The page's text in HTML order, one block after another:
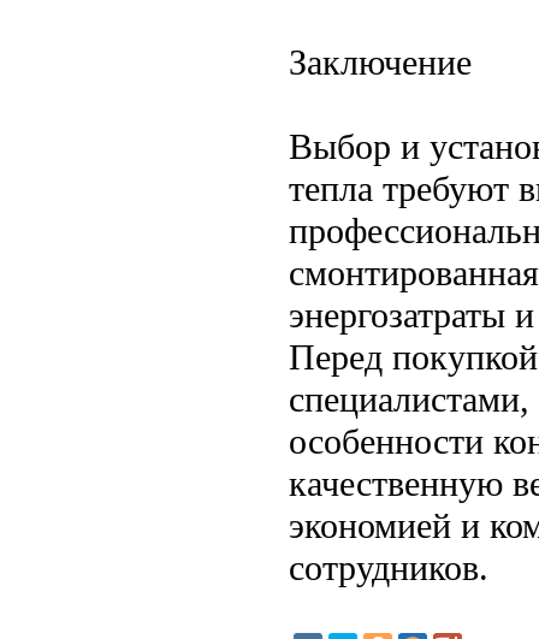
Заключение
Выбор и
тепла требуют
энергозатраты
Перед покупкой
особенности
качественную
экономией и
сотрудников.